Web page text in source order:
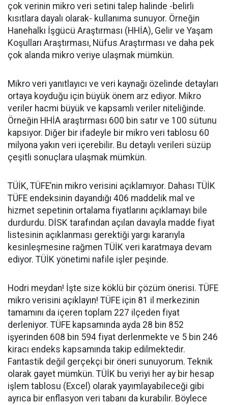
çok verinin mikro veri setini talep halinde -belirli
kısıtlara dayalı olarak- kullanıma sunuyor. Örneğin
Hanehalkı İşgücü Araştırması (HHİA), Gelir ve Yaşam
Koşulları Araştırması, Nüfus Araştırması ve daha pek
çok alanda mikro veriye ulaşmak mümkün.
Mikro veri yanıtlayıcı ve veri kaynağı özelinde detayları
ortaya koyduğu için büyük önem arz ediyor. Mikro
veriler hacmi büyük ve kapsamlı veriler niteliğinde.
Örneğin HHİA araştırması 600 bin satır ve 100 sütunu
kapsıyor. Diğer bir ifadeyle bir mikro veri tablosu 60
milyona yakın veri içerebilir. Bu detaylı verileri süzüp
çeşitli sonuçlara ulaşmak mümkün.
TÜİK, TÜFE’nin mikro verisini açıklamıyor. Dahası TÜİK
TÜFE endeksinin dayandığı 406 maddelik mal ve
hizmet sepetinin ortalama fiyatlarını açıklamayı bile
durdurdu. DİSK tarafından açılan davayla madde fiyat
listesinin açıklanması gerektiği yargı kararıyla
kesinleşmesine rağmen TÜİK veri karatmaya devam
ediyor. TÜİK yönetimi nafile işler peşinde.
Hodri meydan! İşte size köklü bir çözüm önerisi. TÜFE
mikro verisini açıklayın! TÜFE için 81 il merkezinin
tamamını da içeren toplam 227 ilçeden fiyat
derleniyor. TÜFE kapsamında ayda 28 bin 852
işyerinden 608 bin 594 fiyat derlenmekte ve 5 bin 246
kiracı endeks kapsamında takip edilmektedir.
Fantastik değil gerçekçi bir öneri sunuyorum. Teknik
olarak gayet mümkün. TÜİK bu veriyi her ay bir hesap
işlem tablosu (Excel) olarak yayımlayabileceği gibi
ayrıca bir enflasyon veri tabanı da kurabilir. Böylece